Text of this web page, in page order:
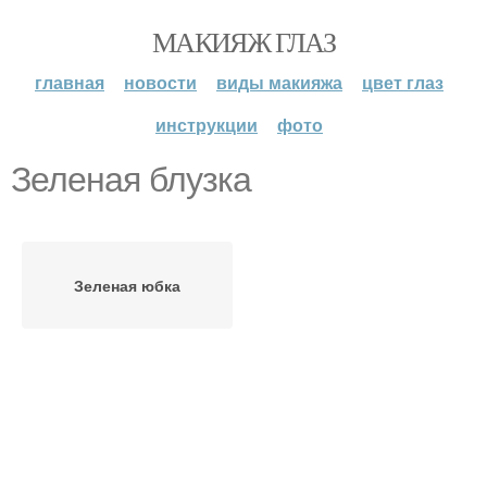
МАКИЯЖ ГЛАЗ
главная новости виды макияжа
цвет глаз
инструкции
фото
Зеленая блузка
Зеленая юбка